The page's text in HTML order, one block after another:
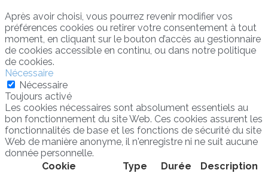
Après avoir choisi, vous pourrez revenir modifier vos
préférences cookies ou retirer votre consentement à tout
moment, en cliquant sur le bouton d’accès au gestionnaire
de cookies accessible en continu, ou dans notre politique
de cookies.
Nécessaire
Nécessaire
Toujours activé
Les cookies nécessaires sont absolument essentiels au
bon fonctionnement du site Web. Ces cookies assurent les
fonctionnalités de base et les fonctions de sécurité du site
Web de manière anonyme, il n'enregistre ni ne suit aucune
donnée personnelle.
Cookie
Type Durée Description